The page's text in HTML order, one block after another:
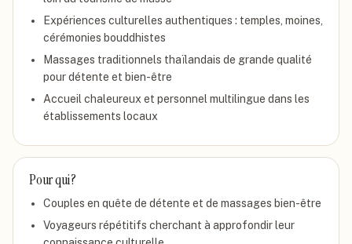
Expériences culturelles authentiques : temples, moines,
cérémonies bouddhistes
Massages traditionnels thaïlandais de grande qualité
pour détente et bien-être
Accueil chaleureux et personnel multilingue dans les
établissements locaux
Pour qui ?
Couples en quête de détente et de massages bien-être
Voyageurs répétitifs cherchant à approfondir leur